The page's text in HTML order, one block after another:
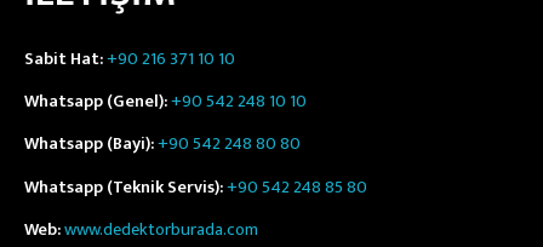
Sabit Hat:+90 216 371 10 10
Whatsapp (Genel):+90 542 248 10 10
Whatsapp (Bayi):+90 542 248 80 80
Whatsapp (Teknik Servis):+90 542 248 85 80
Web:www.dedektorburada.com